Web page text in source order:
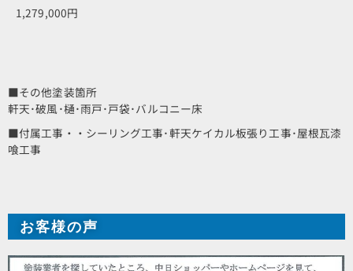
1,279,000円
■その他塗装箇所
軒天･破風･樋･雨戸･戸袋･バルコニー床
■付属工事・・シーリング工事･軒天ケイカル板張り工事･屋根瓦漆
喰工事
お客様の声